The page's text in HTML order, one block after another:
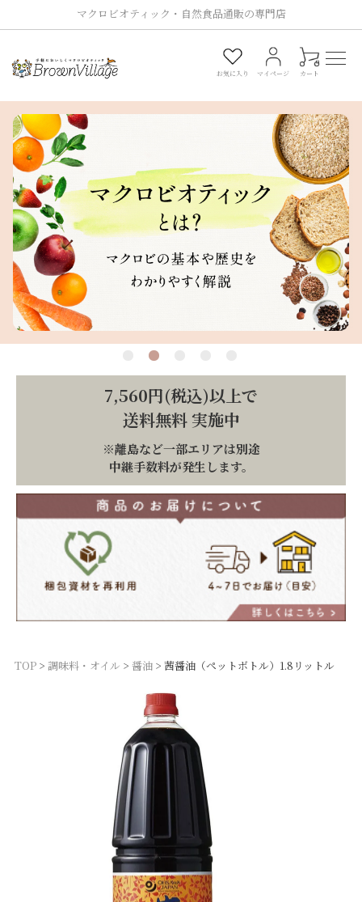
マクロビオティック・自然食品通販の専門店
お気に入り マイページ カート
0
7,560円(税込)以上で
送料無料 実施中
※離島など一部エリアは別途
中継手数料が発生します。
TOP 調味料・オイル 醤油 茜醤油（ペットボトル）1.8リットル